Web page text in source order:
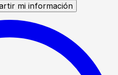
mi información